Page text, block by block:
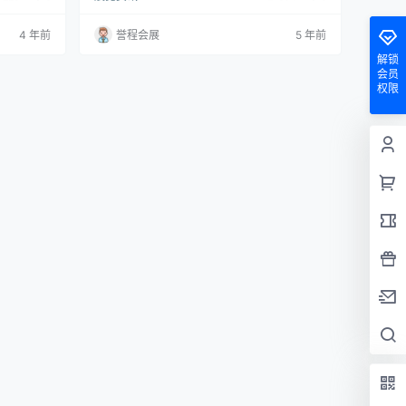
家具品
及悠久
4 年前
s Poulsen等品牌汇集在一个屋檐下。 D Studio
位于Holmen的历史建筑之中，该地区正在迅速
誉程会展 5 年前
解锁
会员
权限